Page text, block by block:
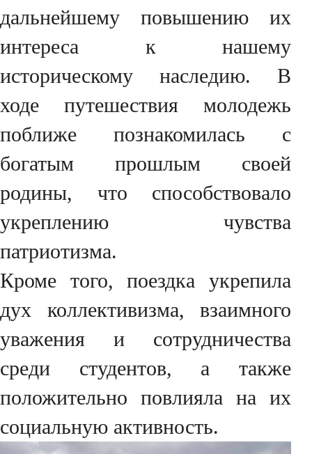
дальнейшему повышению их
интереса к нашему
историческому наследию. В
ходе путешествия молодежь
поближе познакомилась с
богатым прошлым своей
родины, что способствовало
укреплению чувства
патриотизма.
Кроме того, поездка укрепила
дух коллективизма, взаимного
уважения и сотрудничества
среди студентов, а также
положительно повлияла на их
социальную активность.